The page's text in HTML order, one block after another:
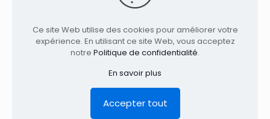
d'Ostéopathie & Ostéopathe à: | Terrebonne |
Montréal | . Tous droits réservés.Où nous
trouver
Profil Services
Avis Légal
Politique de confidentialité
Ce site Web utilise des cookies pour améliorer votre
expérience. En utilisant ce site Web, vous acceptez
notre Politique de confidentialité.
En savoir plus
Accepter tout